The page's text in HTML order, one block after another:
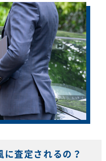
査定されるの？